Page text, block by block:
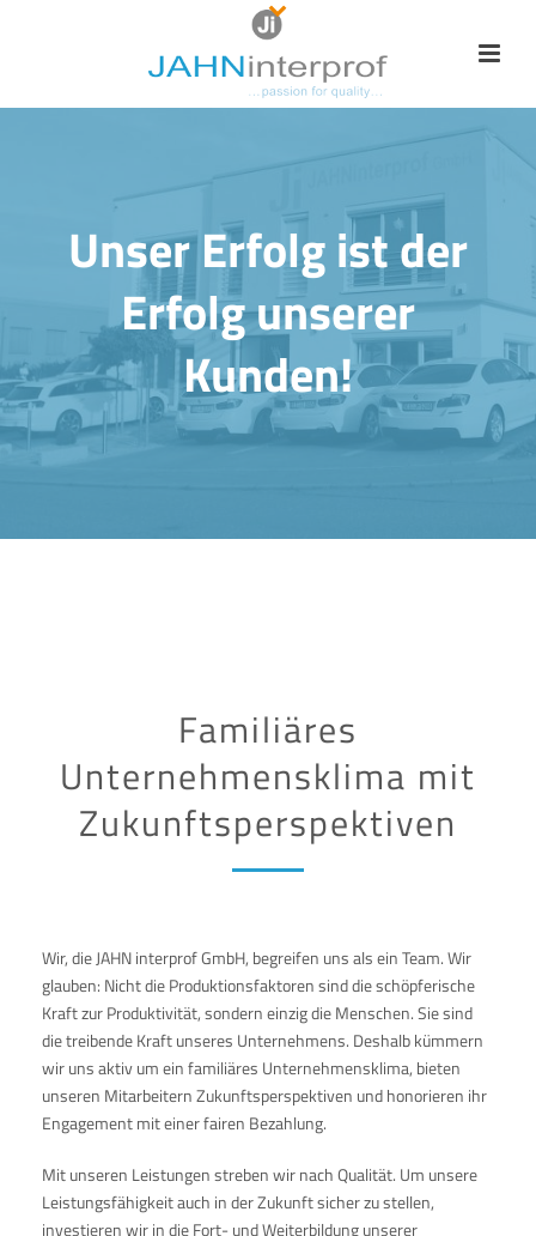
Unser Erfolg ist der
Erfolg unserer
Kunden!
Familiäres
Unternehmensklima mit
Zukunftsperspektiven
Wir, die JAHN interprof GmbH, begreifen uns als ein Team. Wir
glauben: Nicht die Produktionsfaktoren sind die schöpferische
Kraft zur Produktivität, sondern einzig die Menschen. Sie sind
die treibende Kraft unseres Unternehmens. Deshalb kümmern
wir uns aktiv um ein familiäres Unternehmensklima, bieten
unseren Mitarbeitern Zukunftsperspektiven und honorieren ihr
Engagement mit einer fairen Bezahlung.
Mit unseren Leistungen streben wir nach Qualität. Um unsere
Leistungsfähigkeit auch in der Zukunft sicher zu stellen,
investieren wir in die Fort- und Weiterbildung unserer